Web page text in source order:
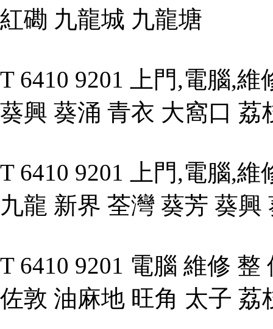
紅磡 九龍城 九龍塘
T 6410 9201 上門,電腦,
葵興 葵涌 青衣 大窩口 荔
T 6410 9201 上門,電腦,
九龍 新界 荃灣 葵芳 葵興
T 6410 9201 電腦 維修
佐敦 油麻地 旺角 太子 荔